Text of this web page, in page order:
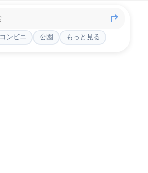
コンビニ 公園 もっと見る